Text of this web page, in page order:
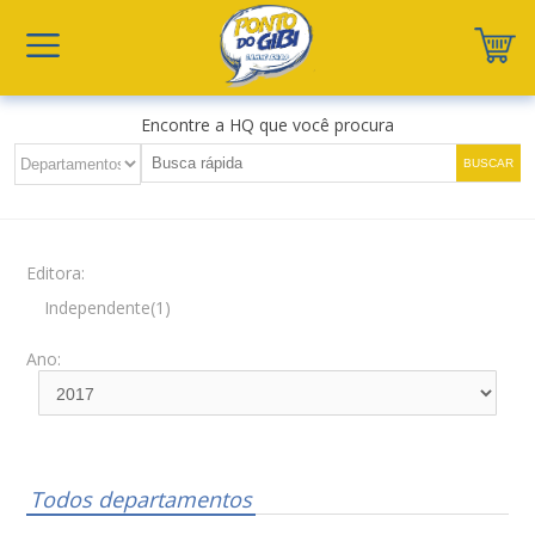
Encontre a HQ que você procura
Editora:
Independente(1)
Ano:
Todos departamentos